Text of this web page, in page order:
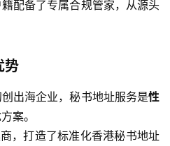
配备了专属合规管家，从源头
势
出海企业，秘书地址服务是性
案。
，打造了标准化香港秘书地址